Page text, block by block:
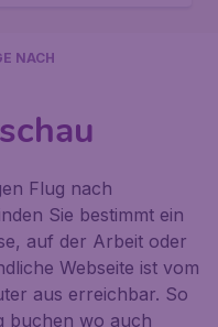
NACH
Flug nach
Sie bestimmt ein
auf der Arbeit oder
Webseite ist vom
aus erreichbar. So
buchen wo auch